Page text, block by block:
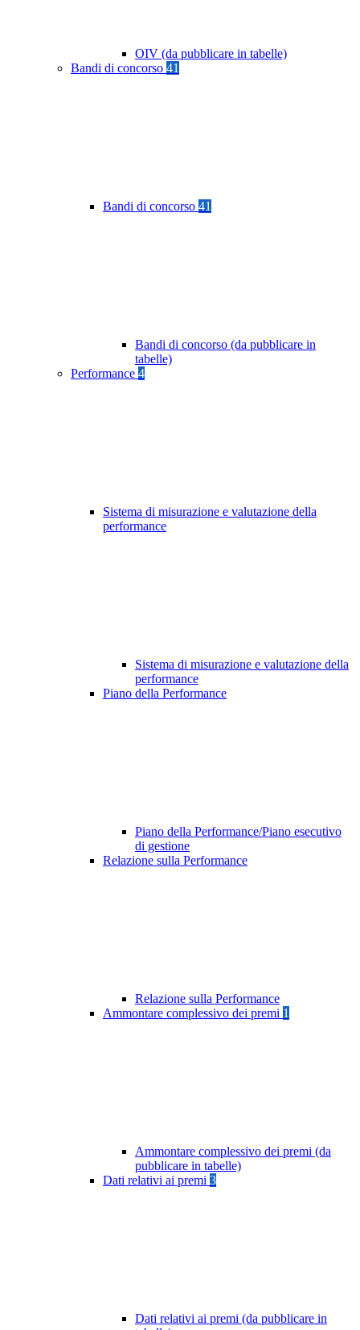
OIV (da pubblicare in tabelle)
Bandi di concorso 41
Bandi di concorso 41
Bandi di concorso (da pubblicare in
tabelle)
Performance 4
Sistema di misurazione e valutazione della
performance
Sistema di misurazione e valutazione della
performance
Piano della Performance
Piano della Performance/Piano esecutivo
di gestione
Relazione sulla Performance
Relazione sulla Performance
Ammontare complessivo dei premi 1
Ammontare complessivo dei premi (da
pubblicare in tabelle)
Dati relativi ai premi 3
Dati relativi ai premi (da pubblicare in